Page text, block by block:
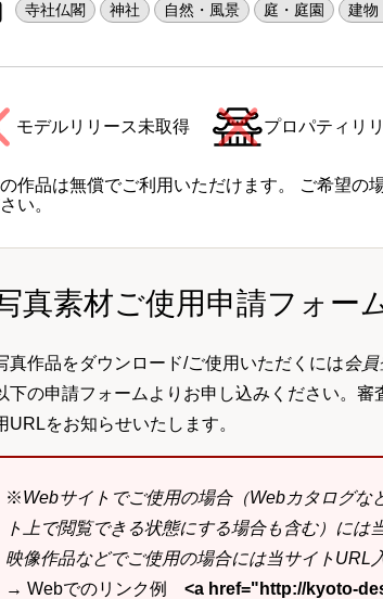
寺社仏閣 神社 自然・風景 庭・庭園 建物
モデルリリース未取得 プロパティリ
作品は無償でご利用いただけます。 ご希望の
い。
真素材ご使用申請フォー
真作品をダウンロード/ご使用いただくには会
下の申請フォームよりお申し込みください。
URLをお知らせいたします。
※Webサイトでご使用の場合（Webカタログ
ト上で閲覧できる状態にする場合も含む）に
映像作品などでご使用の場合には当サイトURL
→ Webでのリンク例 <a href="http://kyoto-